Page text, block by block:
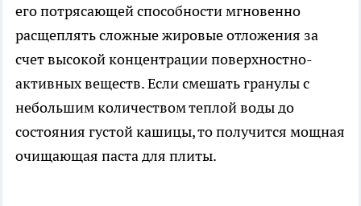
его потрясающей способности мгновенно
расщеплять сложные жировые отложения за
счет высокой концентрации поверхностно-
активных веществ. Если смешать гранулы с
небольшим количеством теплой воды до
состояния густой кашицы, то получится мощная
очищающая паста для плиты.